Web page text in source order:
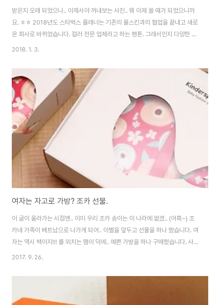
받은지 오래 되었으나.. 이제서야 꺼내보는 사진.. 뭐 이제 쓸 때가 되었으니까
요. ㅎㅎ 2018년도 스타벅스 플래너는 기존의 몰스킨과의 협업을 끝내고 새로
운 회사로 바뀌었습니다. 컬러 전문 업체라고 하는 팬톤. 그래서인지 다양한 컬
러로 출시되었네요. 파우치가 함께 제공되는 것이 좋습니다. 단 파우치 사이즈
참 잘 뽑는다는 생각이 들게 합니다. 옐로우는 데일리 구성입니다. 항상 작은 사
이즈는 데일리에요. 쿠폰 개수는 갈수록 줄어드네요. 대신 조금은 쓸만한 구성
이라 그나마 다행. 마케팅 참 잘하는 스벅이지만, 점점 서비스가 떨어지는 느낌
은 지울수가 없어요. 일반 사이즈는 위클리 구성입니다. 이 녀석은 너무 핑크핑
크한지라 나중에 민트..
2018. 1. 3.
여자는 자고로 가방? 조카 선물.
이 글이 올라가는 시점엔.. 이미 우리 조카 송이는 이 나라에 없겠.. (어흑~) 조
카네 가족이 베트남으로 나가게 되어.. 이별을 앞두고 선물을 하나 했습니다. 여
자는 역시 백이지!!! 를 외치는 햄이 덕에.. 예쁜 가방을 하나 구매했습니다. 사
실 닥스에서 정말 맘에드는 백을 봤는데..이제 돌지난 조카에게는 좀 많이 이른
요렇게 생겼어요. 핑크핑크한게 참 이쁘죠? ^^ 실제로 저거 메고 막 뛰고 빙글
래. ^^
2017. 9. 26.